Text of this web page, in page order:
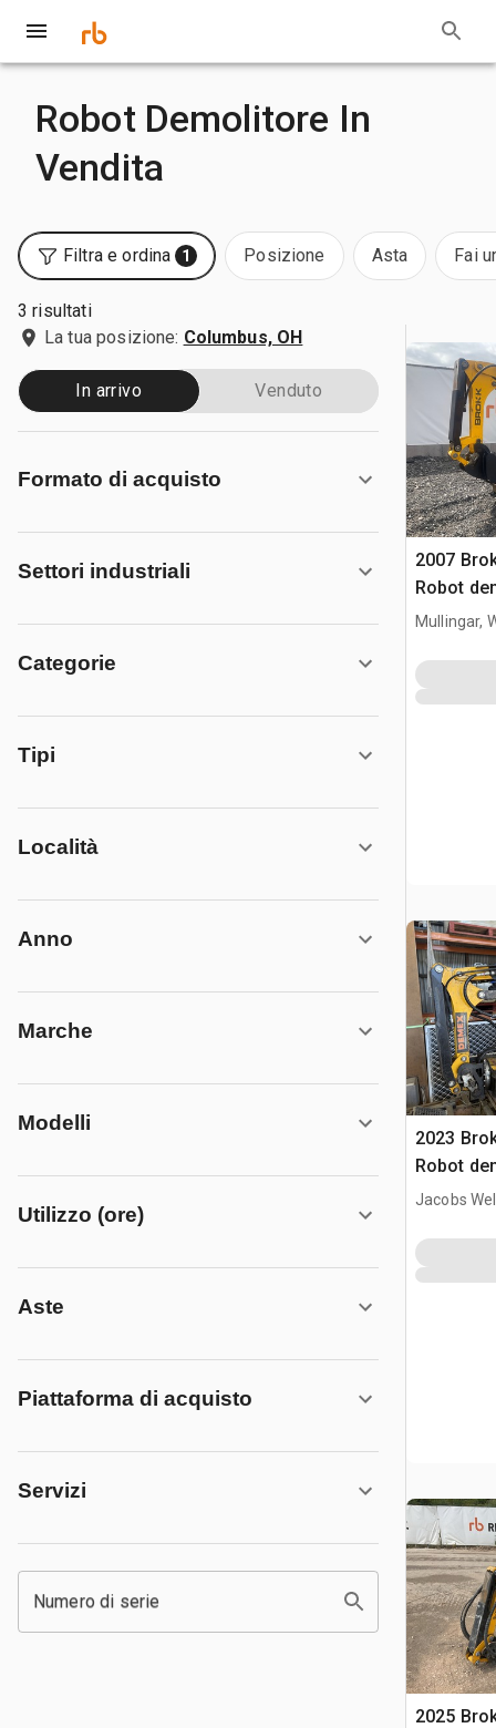
Robot Demolitore In
Vendita
Filtra e ordina 1 Posizione Asta Fai
3 risultati
La tua posizione: Columbus, OH
In arrivo Venduto
Formato di acquisto
Settori industriali
Categorie
Tipi
Località
Anno
Marche
Modelli
Utilizzo (ore)
Aste
Piattaforma di acquisto
Servizi
Numero di serie
2007
Robot
Mullingar,
2023
Robot
Jacobs
2025